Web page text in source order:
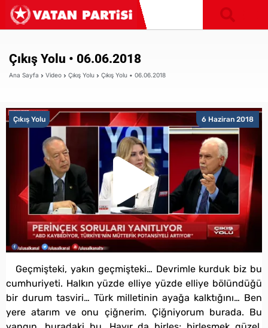
Çıkış Yolu • 06.06.2018
Ana Sayfa Video Çıkış Yolu Çıkış Yolu • 06.06.2018
6 Haziran 2018
Çıkış Yolu
Geçmişteki, yakın geçmişteki… Devrimle kurduk biz bu
cumhuriyeti. Halkın yüzde elliye yüzde elliye bölündüğü
bir durum tasviri… Türk milletinin ayağa kalktığını… Ben
yere atarım ve onu çiğnerim. Çiğniyorum burada. Bu